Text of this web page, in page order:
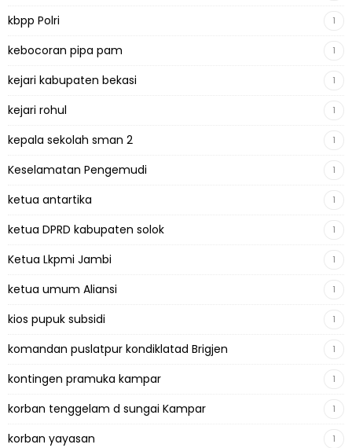
kbpp Polri 1
kebocoran pipa pam 1
kejari kabupaten bekasi 1
kejari rohul 1
kepala sekolah sman 2 1
Keselamatan Pengemudi 1
ketua antartika 1
ketua DPRD kabupaten solok 1
Ketua Lkpmi Jambi 1
ketua umum Aliansi 1
kios pupuk subsidi 1
komandan puslatpur kondiklatad Brigjen 1
kontingen pramuka kampar 1
korban tenggelam d sungai Kampar 1
korban yayasan 1